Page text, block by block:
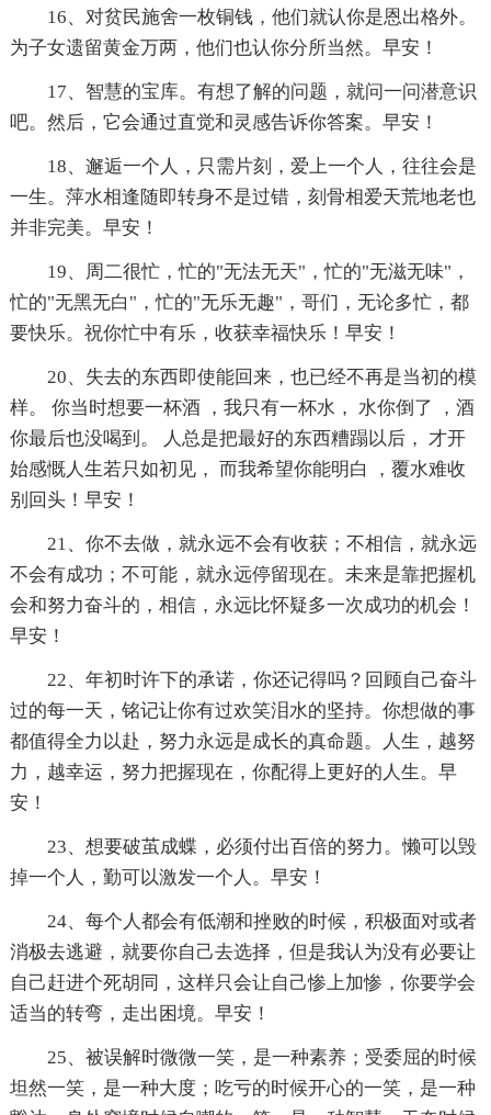
16、对贫民施舍一枚铜钱，他们就认你是恩出格外。
为子女遗留黄金万两，他们也认你分所当然。早安！
17、智慧的宝库。有想了解的问题，就问一问潜意识
吧。然后，它会通过直觉和灵感告诉你答案。早安！
18、邂逅一个人，只需片刻，爱上一个人，往往会是
一生。萍水相逢随即转身不是过错，刻骨相爱天荒地老也
并非完美。早安！
19、周二很忙，忙的"无法无天"，忙的"无滋无味"，
忙的"无黑无白"，忙的"无乐无趣"，哥们，无论多忙，都
要快乐。祝你忙中有乐，收获幸福快乐！早安！
20、失去的东西即使能回来，也已经不再是当初的模
样。 你当时想要一杯酒 ，我只有一杯水， 水你倒了 ，酒
你最后也没喝到。 人总是把最好的东西糟蹋以后， 才开
始感慨人生若只如初见， 而我希望你能明白 ，覆水难收
别回头！早安！
21、你不去做，就永远不会有收获；不相信，就永远
不会有成功；不可能，就永远停留现在。未来是靠把握机
会和努力奋斗的，相信，永远比怀疑多一次成功的机会！
早安！
22、年初时许下的承诺，你还记得吗？回顾自己奋斗
过的每一天，铭记让你有过欢笑泪水的坚持。你想做的事
都值得全力以赴，努力永远是成长的真命题。人生，越努
力，越幸运，努力把握现在，你配得上更好的人生。早
安！
23、想要破茧成蝶，必须付出百倍的努力。懒可以毁
掉一个人，勤可以激发一个人。早安！
24、每个人都会有低潮和挫败的时候，积极面对或者
消极去逃避，就要你自己去选择，但是我认为没有必要让
自己赶进个死胡同，这样只会让自己惨上加惨，你要学会
适当的转弯，走出困境。早安！
25、被误解时微微一笑，是一种素养；受委屈的时候
坦然一笑，是一种大度；吃亏的时候开心的一笑，是一种